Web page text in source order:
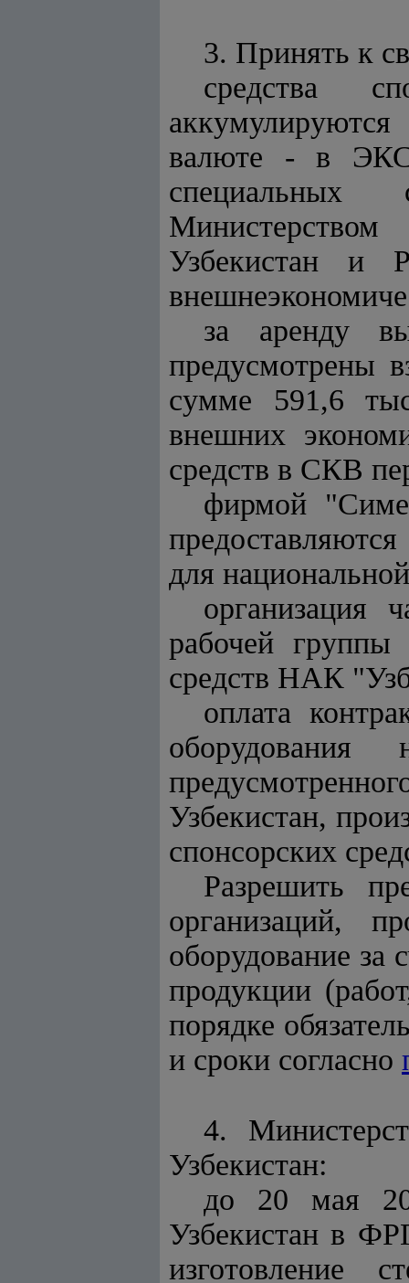
3. Принять к
средства
валюте - в
специальных
Узбекистан и
за аренду
предусмотрены
сумме 591,6
внешних
средств в СКВ
фирмой
для
организация
рабочей группы
средств НАК
оплата
Узбекистан,
спонсорских
Разрешить
организаций,
оборудование за
продукции
порядке
и сроки согласно
4.
Узбекистан:
до 20 мая
Узбекистан в
изготовление